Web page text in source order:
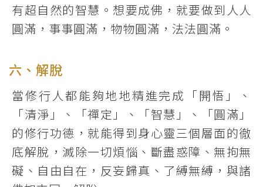
有超自然的智慧。想要成佛，就要做到人人
圓滿，事事圓滿，物物圓滿，法法圓滿。
六、解脫
當修行人都能夠地地精進完成「開悟」、
「清淨」、「禪定」、「智慧」、「圓滿」
的修行功德，就能得到身心靈三個層面的徹
底解脫，滅除一切煩惱、斷盡惑障、無拘無
礙、自由自在，反妄歸真、了縛無縛，與諸